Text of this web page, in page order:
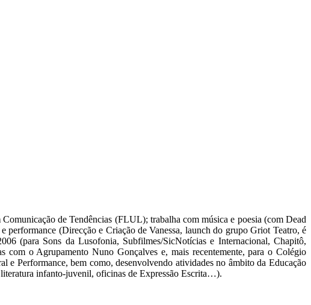
de Tendências (FLUL); trabalha com música e poesia (com Dead
(Direcção e Criação de Vanessa, launch do grupo Griot Teatro, é
(para Sons da Lusofonia, Subfilmes/SicNotícias e Internacional, Chapitô,
o Agrupamento Nuno Gonçalves e, mais recentemente, para o Colégio
Performance, bem como, desenvolvendo atividades no âmbito da Educação
infanto-juvenil, oficinas de Expressão Escrita…).